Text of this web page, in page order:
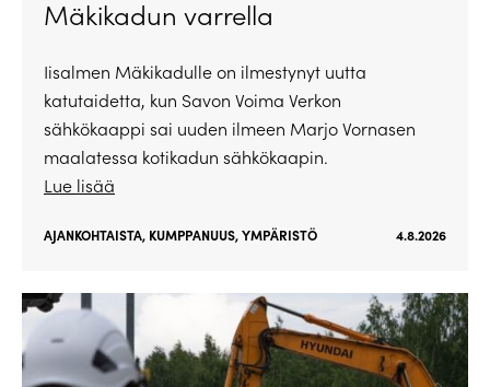
Mäkikadun varrella
Iisalmen Mäkikadulle on ilmestynyt uutta
katutaidetta, kun Savon Voima Verkon
sähkökaappi sai uuden ilmeen Marjo Vornasen
maalatessa kotikadun sähkökaapin.
Lue lisää
AJANKOHTAISTA, KUMPPANUUS,YMPÄRISTÖ 4.8.2026